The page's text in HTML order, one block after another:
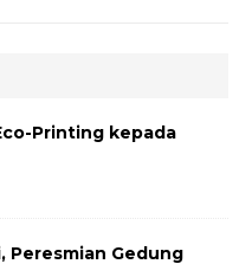
Printing kepada
Peresmian Gedung